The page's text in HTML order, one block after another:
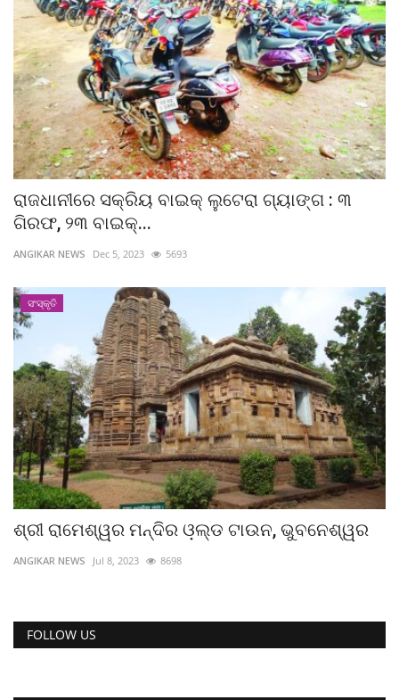
ରାଜଧାନୀରେ ସକ୍ରିୟ ବାଇକ୍‌ ଲୁଟେରା ଗ୍ୟାଙ୍ଗ : ୩
ଗିରଫ, ୨୩ ବାଇକ୍‌...
ANGIKAR NEWS Dec 5, 2023 5693
ସଂସ୍କୃତି
ଶ୍ରୀ ରାମେଶ୍ୱର ମନ୍ଦିର ଓ଼ଲ୍ଡ ଟାଉନ, ଭୁବନେଶ୍ୱର
ANGIKAR NEWS Jul 8, 2023 8698
FOLLOW US